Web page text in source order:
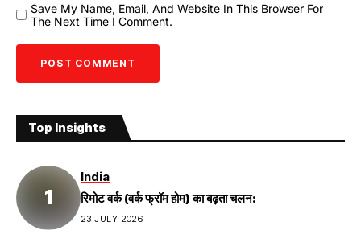
Save My Name, Email, And Website In This Browser For
The Next Time I Comment.
Top Insights
India
रिमोट वर्क (वर्क फ्रॉम होम) का बढ़ता चलन:
23 JULY 2026